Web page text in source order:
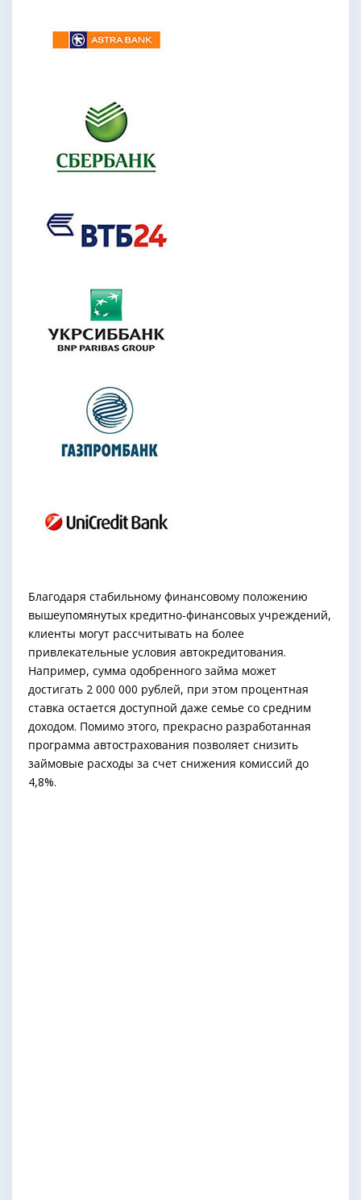
Благодаря стабильному финансовому положению
вышеупомянутых кредитно-финансовых учреждений,
клиенты могут рассчитывать на более
привлекательные условия автокредитования.
Например, сумма одобренного займа может
достигать 2 000 000 рублей, при этом процентная
ставка остается доступной даже семье со средним
доходом. Помимо этого, прекрасно разработанная
программа автострахования позволяет снизить
займовые расходы за счет снижения комиссий до
4,8%.